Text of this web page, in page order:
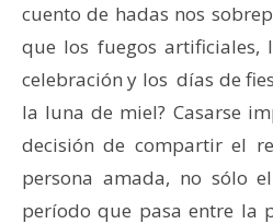
cuento de hadas nos
que los fuegos artificiales,
celebración y los días de
la luna de miel? Casarse
decisión de compartir el
persona amada, no sólo
período que pasa entre la